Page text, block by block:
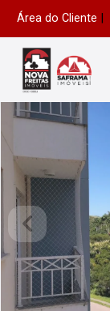
Área do Cliente